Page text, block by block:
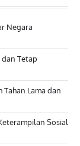
Negara
Tetap
Lama dan
Sosial